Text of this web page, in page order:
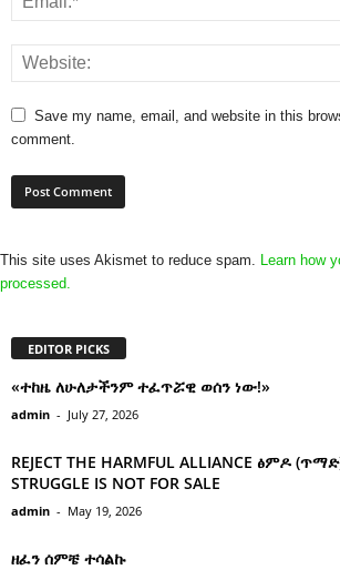
Save my name, email, and website in this
comment.
This site uses Akismet to reduce spam. Learn how
processed.
EDITOR PICKS
«ተከዜ ለሁለታችንም ተፈጥሯዊ ወሰን ነው!»
admin - July 27, 2026
REJECT THE HARMFUL ALLIANCE ፅምዶ
STRUGGLE IS NOT FOR SALE
admin - May 19, 2026
ዘፈን ሰምቼ ተሳልኩ